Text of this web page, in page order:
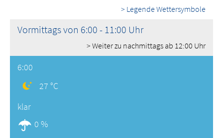
> Legende Wettersymbole
Vormittags von 6:00 - 11:00 Uhr
> Weiter zu nachmittags ab 12:00 Uhr
6:00
27 °C
klar
0 %